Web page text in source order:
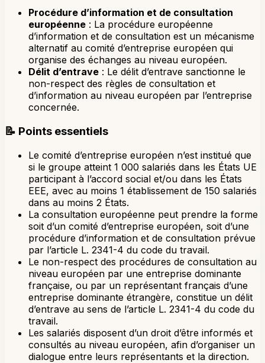
Procédure d’information et de consultation
européenne : La procédure européenne
d’information et de consultation est un mécanisme
alternatif au comité d’entreprise européen qui
organise des échanges au niveau européen.
Délit d’entrave : Le délit d’entrave sanctionne le
non-respect des règles de consultation et
d’information au niveau européen par l’entreprise
concernée.
📝 Points essentiels
Le comité d’entreprise européen n’est institué que
si le groupe atteint 1 000 salariés dans les États UE
participant à l’accord social et/ou dans les États
EEE, avec au moins 1 établissement de 150 salariés
dans au moins 2 États.
La consultation européenne peut prendre la forme
soit d’un comité d’entreprise européen, soit d’une
procédure d’information et de consultation prévue
par l’article L. 2341-4 du code du travail.
Le non-respect des procédures de consultation au
niveau européen par une entreprise dominante
française, ou par un représentant français d’une
entreprise dominante étrangère, constitue un délit
d’entrave au sens de l’article L. 2341-4 du code du
travail.
Les salariés disposent d’un droit d’être informés et
consultés au niveau européen, afin d’organiser un
dialogue entre leurs représentants et la direction.